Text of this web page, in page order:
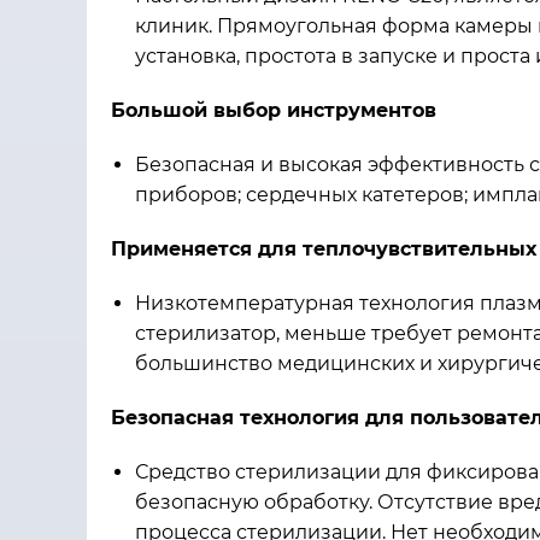
клиник. Прямоугольная форма камеры
установка, простота в запуске и
Большой выбор инструментов
Безопасная и высокая эффективность
приборов; сердечных катетеров;
Применяется для
Низкотемпературная технология
стерилизатор, меньше требует
большинство медицинских и
Безопасная технология для
Средство стерилизации для
безопасную обработку. Отсутствие
процесса стерилизации. Нет